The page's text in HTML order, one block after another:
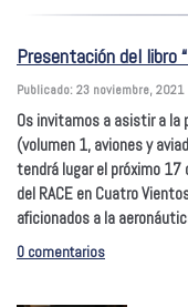
Presentación del libro
Publicado: 23 noviembre, 2021
Os invitamos a asistir a la
(volumen 1, aviones y
tendrá lugar el próximo
del RACE en Cuatro
aficionados a la
0 comentarios